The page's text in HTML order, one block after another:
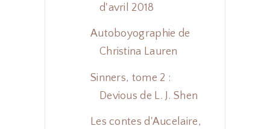
d'avril 2018
Autoboyographie de
Christina Lauren
Sinners, tome 2 :
Devious de L. J. Shen
Les contes d'Aucelaire,